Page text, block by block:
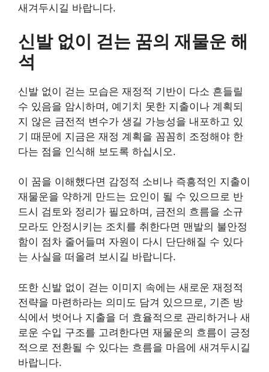
새겨두시길 바랍니다.
신발 없이 걷는 꿈의 재물운 해
석
신발 없이 걷는 모습은 재정적 기반이 다소 흔들릴
수 있음을 암시하며, 예기치 못한 지출이나 계획되
지 않은 금전적 변수가 생길 가능성을 내포하고 있
기 때문에 지금은 재정 계획을 꼼꼼히 조정해야 한
다는 점을 인식해 보도록 하십시오.
이 꿈을 이해했다면 감정적 소비나 즉흥적인 지출이
재물운을 약하게 만드는 요인이 될 수 있으므로 반
드시 검토와 정리가 필요하며, 금전의 흐름을 소규
모라도 안정시키는 조치를 취한다면 맨발의 불안정
함이 점차 줄어들며 자원이 다시 단단해질 수 있다
는 사실을 떠올려 보시길 바랍니다.
또한 신발 없이 걷는 이미지 속에는 새로운 재정적
전략을 마련하라는 의미도 담겨 있으므로, 기존 방
식에서 벗어나 지출을 더 효율적으로 관리하거나 새
로운 수입 구조를 고려한다면 재물운의 흐름이 긍정
적으로 전환될 수 있다는 흐름을 마음에 새겨두시길
바랍니다.